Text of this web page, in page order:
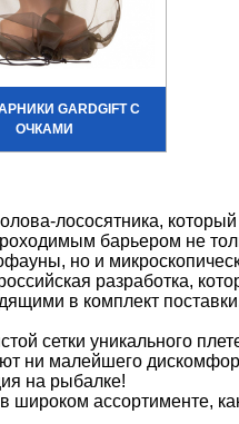
GARDGIFT С
ОЧКАМИ
лососятника,
барьером не
но и
разработка,
в комплект
сетки уникального
ни малейшего
на рыбалке!
в широком ассортименте,